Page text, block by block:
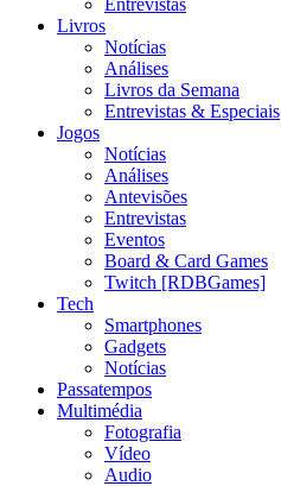
Livros
Notícias
Análises
Livros da Semana
Entrevistas & Especiais
Jogos
Notícias
Análises
Antevisões
Entrevistas
Eventos
Board & Card Games
Twitch [RDBGames]
Tech
Smartphones
Gadgets
Notícias
Passatempos
Multimédia
Fotografia
Vídeo
Audio